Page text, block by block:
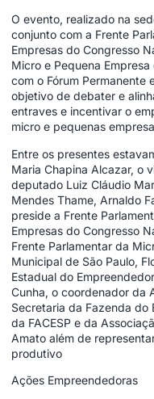
O evento, realizado na
conjunto com a Frente
Empresas do Congresso
Micro e Pequena
com o Fórum Permanente
objetivo de debater e
entraves e incentivar o
micro e pequenas
Entre os presentes
Maria Chapina Alcazar, o
deputado Luiz Cláudio
Mendes Thame, Arnaldo
preside a Frente
Empresas do Congresso
Frente Parlamentar da
Municipal de São Paulo,
Estadual do
Cunha, o coordenador da
Secretaria da Fazenda do
da FACESP e da
Amato além de
produtivo
Ações Empreendedoras